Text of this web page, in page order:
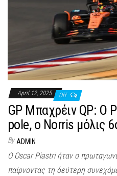
April 12, 2025 Off
GP Μπαχρέιν QP: Ο
pole, o Norris μόλις
By ADMIN
O Oscar Piastri ήταν ο
παίρνοντας τη δεύτερη